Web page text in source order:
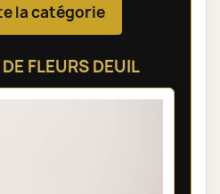
la catégorie
FLEURS DEUIL